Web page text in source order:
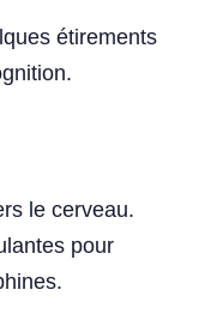
étirements
le cerveau.
pour